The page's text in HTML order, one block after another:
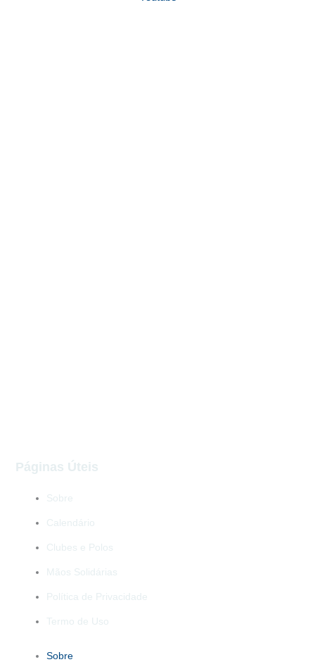
Páginas Úteis
Sobre
Calendário
Clubes e Polos
Mãos Solidárias
Política de Privacidade
Termo de Uso
Sobre